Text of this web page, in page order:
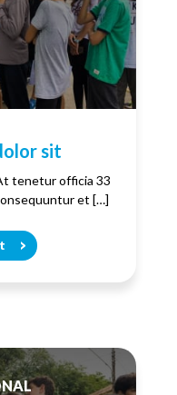
sit
tenetur officia 33
et […]